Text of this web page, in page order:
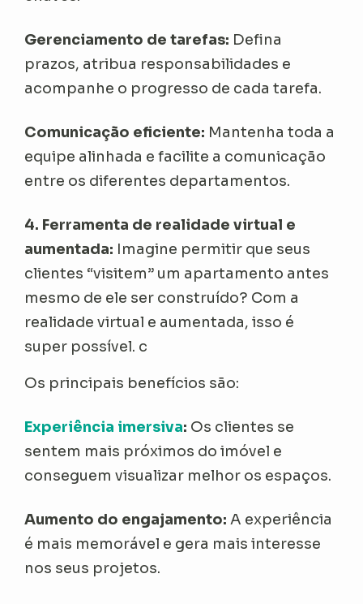
Gerenciamento de tarefas: Defina
prazos, atribua responsabilidades e
acompanhe o progresso de cada tarefa.
Comunicação eficiente: Mantenha toda a
equipe alinhada e facilite a comunicação
entre os diferentes departamentos.
4. Ferramenta de realidade virtual e
aumentada: Imagine permitir que seus
clientes “visitem” um apartamento antes
mesmo de ele ser construído? Com a
realidade virtual e aumentada, isso é
super possível. c
Os principais benefícios são:
Experiência imersiva: Os clientes se
sentem mais próximos do imóvel e
conseguem visualizar melhor os espaços.
Aumento do engajamento: A experiência
é mais memorável e gera mais interesse
nos seus projetos.